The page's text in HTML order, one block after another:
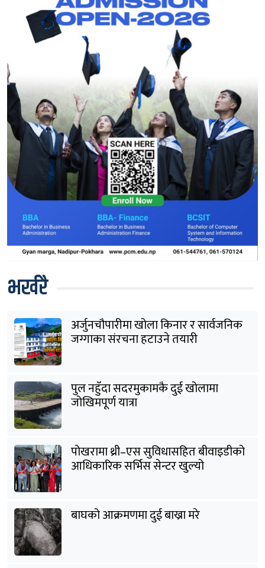
भर्खरै
अर्जुनचौपारीमा खोला किनार र सार्वजनिक
जग्गाका संरचना हटाउने तयारी
पुल नहुँदा सदरमुकामकै दुई खोलामा
जोखिमपूर्ण यात्रा
पोखरामा थ्री–एस सुविधासहित बीवाइडीको
आधिकारिक सर्भिस सेन्टर खुल्यो
बाघको आक्रमणमा दुई बाख्रा मरे